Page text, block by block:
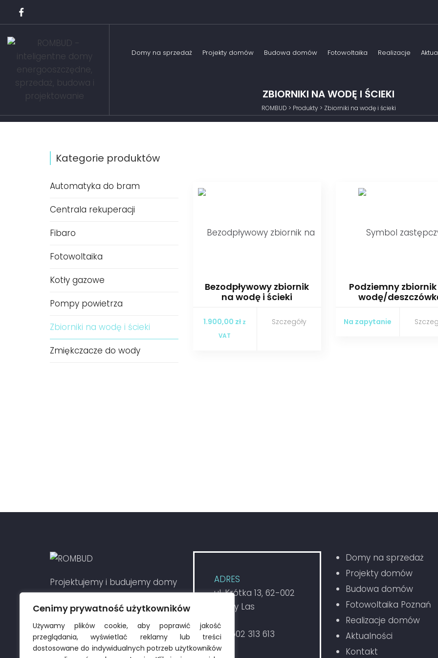
Cenimy prywatność użytkowników
Używamy plików cookie, aby poprawić jakość
przeglądania, wyświetlać reklamy lub treści
dostosowane do indywidualnych potrzeb użytkowników
Domy na sprzedaż
Domy szeregowe
Projekty domów
Indywidualne projekty domów
Domy jednorodzinne
Budowa domów
Domy energooszczędne
Domy inteligentne
Fotowoltaika Realizacje
ZBIORNIKI NA WODĘ I ŚCIEKI
ROMBUD > Produkty> Zbiorniki na wodę i ścieki
Bezodpływowy zbiornik
na wodę i ścieki
1.900,00 zł z
VAT
Szczegóły
Podziemny
wodę/
Na zapytanie
Kategorie produktów
Automatyka do bram
Centrala rekuperacji
Fibaro
Fotowoltaika
Kotły gazowe
Pompy powietrza
Zbiorniki na wodę i ścieki
Zmiękczacze do wody
Projektujemy i budujemy domy
„DOMY POD KLUCZ” na terenie
Poznania i okolic.
ADRES
ul. Krótka 13, 62-002
Suchy Las
Tel. 502 313 613
Domy na sprzedaż
Projekty domów
Budowa domów
Fotowoltaika Poznań
Realizacje domów
Aktualności
Kontakt